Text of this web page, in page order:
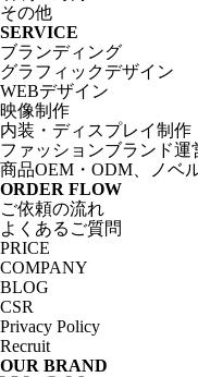
その他
SERVICE
ブランディング
グラフィックデザイン
WEBデザイン
映像制作
内装・ディスプレイ制作
ファッションブランド運
商品OEM・ODM、ノベ
ORDER FLOW
ご依頼の流れ
よくあるご質問
PRICE
COMPANY
BLOG
CSR
Privacy Policy
Recruit
OUR BRAND